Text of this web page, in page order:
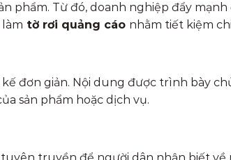
phẩm. Từ đó, doanh nghiệp đẩy
tờ rơi quảng cáo nhằm tiết kiệm
đơn giản. Nội dung được trình bày
sản phẩm hoặc dịch vụ.